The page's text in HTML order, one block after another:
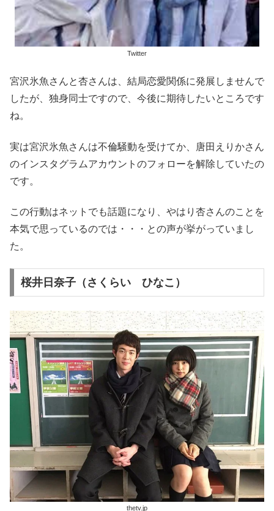
Twitter
宮沢氷魚さんと杏さんは、結局恋愛関係に発展しませんで
したが、独身同士ですので、今後に期待したいところです
ね。
実は宮沢氷魚さんは不倫騒動を受けてか、唐田えりかさん
のインスタグラムアカウントのフォローを解除していたの
です。
この行動はネットでも話題になり、やはり杏さんのことを
本気で思っているのでは・・・との声が挙がっていまし
た。
桜井日奈子（さくらい ひなこ）
thetv.jp